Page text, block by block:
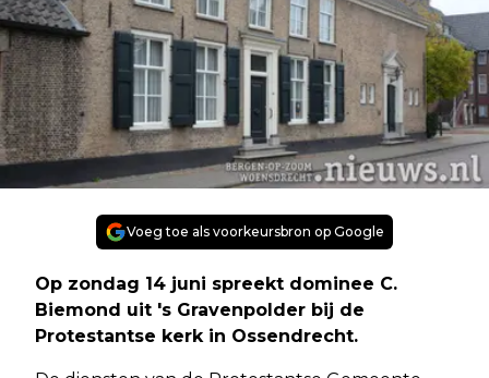
Voeg toe als voorkeursbron op Google
Op zondag 14 juni spreekt dominee C.
Biemond uit 's Gravenpolder bij de
Protestantse kerk in Ossendrecht.